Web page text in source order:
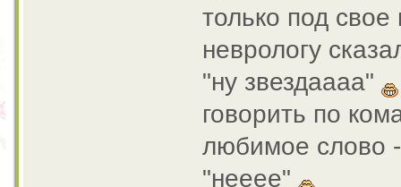
только под
неврологу
"ну звездаааа"
говорить по
любимое слово
"нееее"